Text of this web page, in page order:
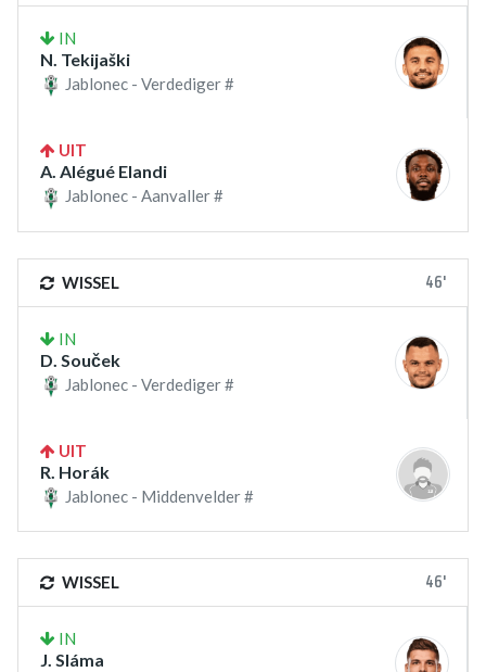
IN
N. Tekijaški
Jablonec - Verdediger #
UIT
A. Alégué Elandi
Jablonec - Aanvaller #
WISSEL 46'
IN
D. Souček
Jablonec - Verdediger #
UIT
R. Horák
Jablonec - Middenvelder #
WISSEL 46'
IN
J. Sláma